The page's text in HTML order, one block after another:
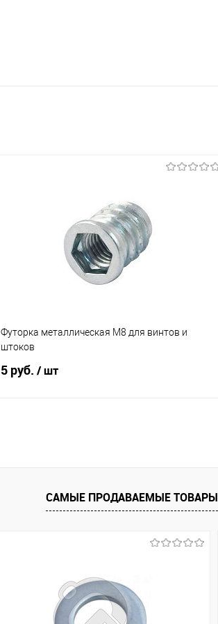
Футорка металлическая M8 для винтов и
штоков
5 руб. / шт
Купить в 1 клик
Сравнение
САМЫЕ ПРОДАВАЕМЫЕ ТОВАРЫ